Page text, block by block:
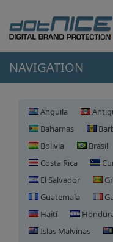
NAVIGATION
Anguila
Bahamas
Bolivia
Brasil
Costa Rica
El Salvador
Guatemala
Haití
Islas Malvinas